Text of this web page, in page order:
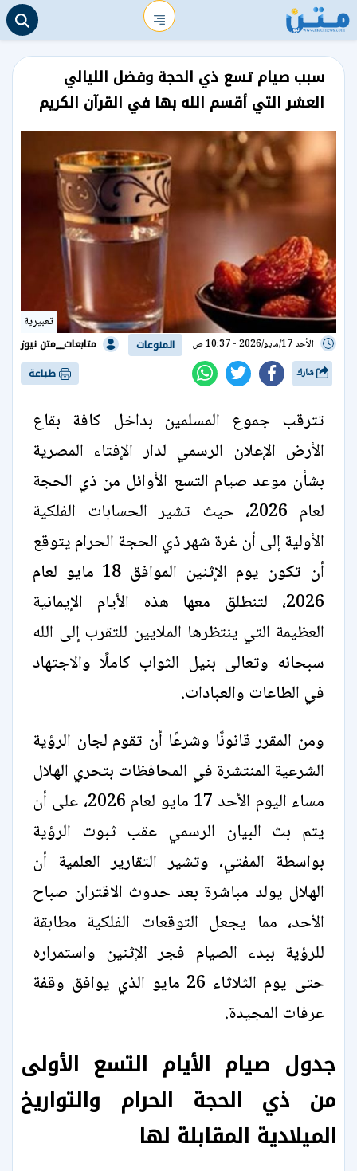
سبب صيام تسع ذي الحجة وفضل الليالي
العشر التي أقسم الله بها في القرآن الكريم
تعبيرية
الأحد 17/مايو/2026 - 10:37 ص المنوعات متابعات__متن نيوز
طباعة
تترقب جموع المسلمين بداخل كافة بقاع
الأرض الإعلان الرسمي لدار الإفتاء المصرية
بشأن موعد صيام التسع الأوائل من ذي الحجة
لعام 2026، حيث تشير الحسابات الفلكية
الأولية إلى أن غرة شهر ذي الحجة الحرام يتوقع
أن تكون يوم الإثنين الموافق 18 مايو لعام
2026، لتنطلق معها هذه الأيام الإيمانية
العظيمة التي ينتظرها الملايين للتقرب إلى الله
سبحانه وتعالى بنيل الثواب كاملًا والاجتهاد
في الطاعات والعبادات.
ومن المقرر قانونًا وشرعًا أن تقوم لجان الرؤية
الشرعية المنتشرة في المحافظات بتحري الهلال
مساء اليوم الأحد 17 مايو لعام 2026، على أن
يتم بث البيان الرسمي عقب ثبوت الرؤية
بواسطة المفتي، وتشير التقارير العلمية أن
الهلال يولد مباشرة بعد حدوث الاقتران صباح
الأحد، مما يجعل التوقعات الفلكية مطابقة
للرؤية ببدء الصيام فجر الإثنين واستمراره
حتى يوم الثلاثاء 26 مايو الذي يوافق وقفة
عرفات المجيدة.
جدول صيام الأيام التسع الأولى
من ذي الحجة الحرام والتواريخ
الميلادية المقابلة لها